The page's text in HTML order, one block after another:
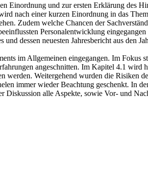
Einordnung und zur ersten Erklärung des
nach einer kurzen Einordnung in das
Zudem welche Chancen der
Personalentwicklung
dessen neuesten Jahresbericht aus den
im Allgemeinen eingegangen. Im
angeschnitten. Im Kapitel 4.1 wird
Weitergehend wurden die Risiken
immer wieder Beachtung geschenkt. In
Diskussion alle Aspekte, sowie Vor- und